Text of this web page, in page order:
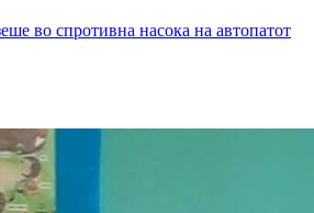
во спротивна насока на автопатот